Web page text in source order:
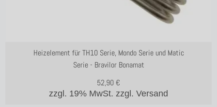
Heizelement für TH10 Serie, Mondo Serie und Matic
Serie - Bravilor Bonamat
zzgl. 19% MwSt. zzgl. Versand
52,90 €